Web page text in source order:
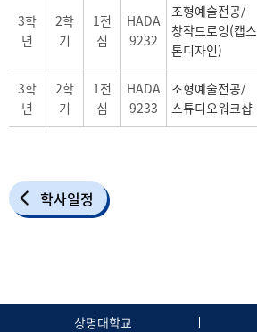
3학
년
2학
기
1전
심
HADA
9232
조형예술전공/
창작드로잉(캡스
톤디자인)
3학
년
2학
기
1전
심
HADA
9233
조형예술전공/
스튜디오워크샵
학사일정
상명대학교